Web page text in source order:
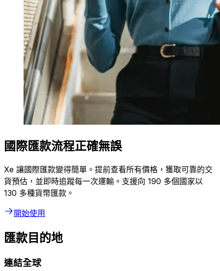
國際匯款流程正確無誤
Xe 讓國際匯款變得簡單。提前查看所有價格，獲取可靠的交
貨預估，並即時追蹤每一次運輸。支援向 190 多個國家以
130 多種貨幣匯款。
開始使用
匯款目的地
連結全球